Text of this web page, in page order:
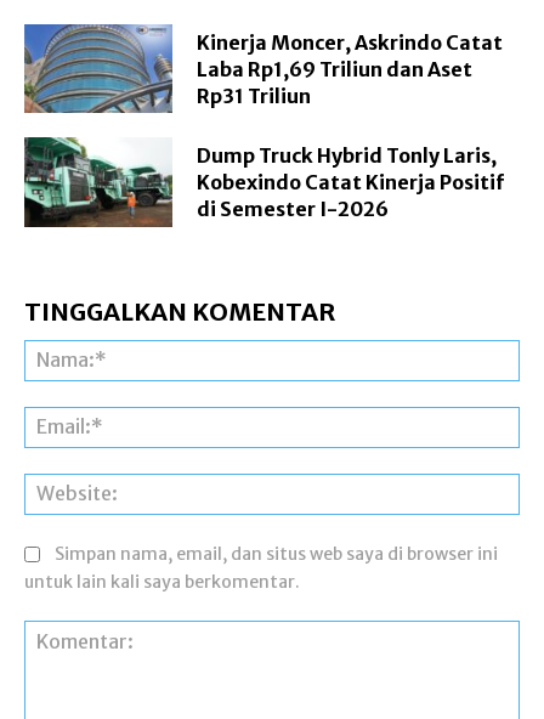
Kinerja Moncer, Askrindo Catat
Laba Rp1,69 Triliun dan Aset
Rp31 Triliun
Dump Truck Hybrid Tonly Laris,
Kobexindo Catat Kinerja Positif
di Semester I-2026
TINGGALKAN KOMENTAR
Simpan nama, email, dan situs web saya di browser ini
untuk lain kali saya berkomentar.